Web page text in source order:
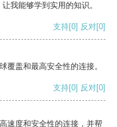
我能够学到实用的知识。
支持[0] 反对[0]
覆盖和最高安全性的连接。
支持[0] 反对[0]
速度和安全性的连接，并帮